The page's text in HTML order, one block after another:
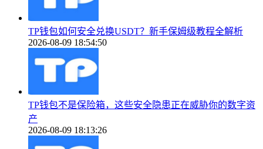
TP钱包如何安全兑换USDT？新手保姆级教程全解析
2026-08-09 18:54:50
TP钱包不是保险箱，这些安全隐患正在威胁你的数字资
产
2026-08-09 18:13:26